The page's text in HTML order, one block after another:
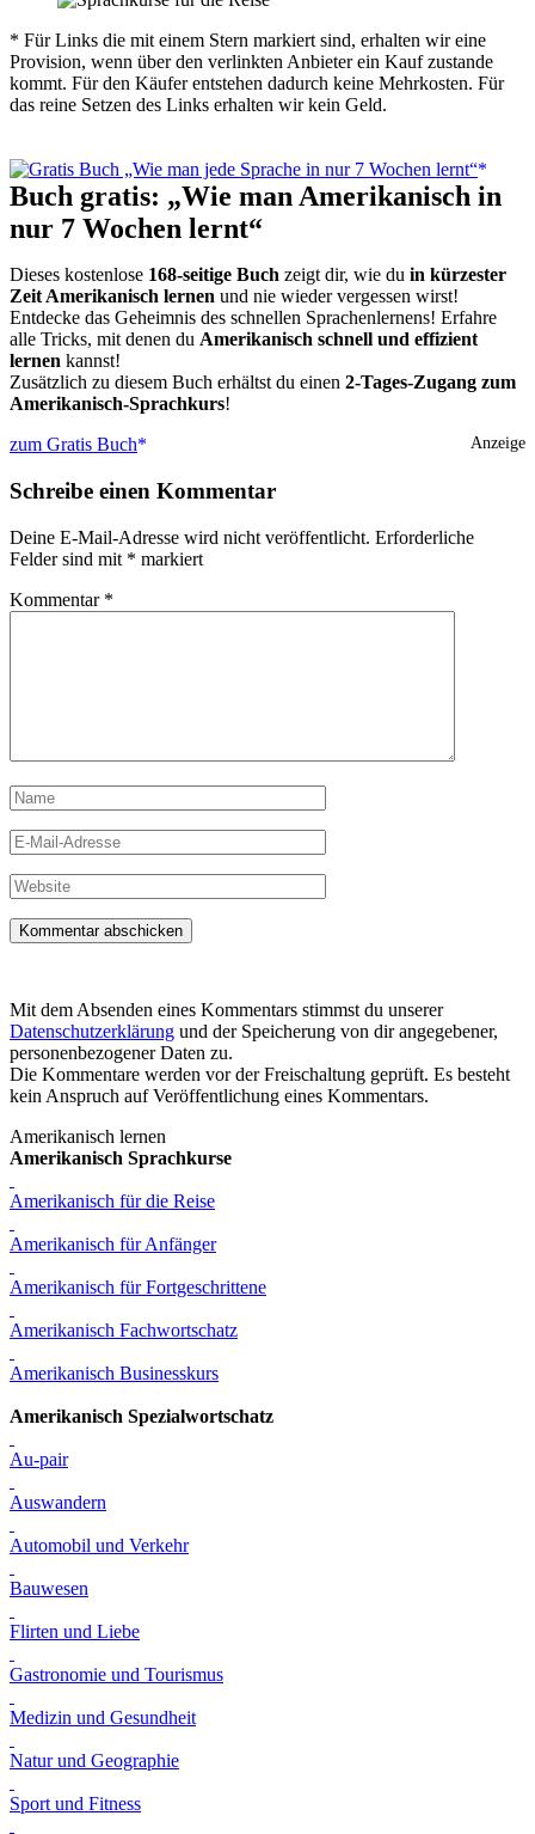
für
Wort,
American
Slang,
Spanglish
* Für Links die mit einem Stern markiert sind, erhalten wir eine
Provision, wenn über den verlinkten Anbieter ein Kauf zustande
kommt. Für den Käufer entstehen dadurch keine Mehrkosten. Für
das reine Setzen des Links erhalten wir kein Geld.
Buch gratis: „Wie man Amerikanisch in
nur 7 Wochen lernt“
Dieses kostenlose 168-seitige Buch zeigt dir, wie du in kürzester
Zeit Amerikanisch lernen und nie wieder vergessen wirst!
Entdecke das Geheimnis des schnellen Sprachenlernens! Erfahre
alle Tricks, mit denen du Amerikanisch schnell und effizient
lernen kannst!
Zusätzlich zu diesem Buch erhältst du einen 2-Tages-Zugang zum
Amerikanisch-Sprachkurs!
Anzeige
zum Gratis Buch
Schreibe einen Kommentar
Deine E-Mail-Adresse wird nicht veröffentlicht. Erforderliche
Felder sind mit * markiert
Kommentar *
Name
E-
Mail-
Adresse
Website
Mit dem Absenden eines Kommentars stimmst du unserer
Datenschutzerklärung und der Speicherung von dir angegebener,
personenbezogener Daten zu.
Die Kommentare werden vor der Freischaltung geprüft. Es besteht
kein Anspruch auf Veröffentlichung eines Kommentars.
Amerikanisch lernen
Amerikanisch Sprachkurse
Amerikanisch für die Reise
Amerikanisch für Anfänger
Amerikanisch für Fortgeschrittene
Amerikanisch Fachwortschatz
Amerikanisch Businesskurs
Amerikanisch Spezialwortschatz
Au-pair
Auswandern
Automobil und Verkehr
Bauwesen
Flirten und Liebe
Gastronomie und Tourismus
Medizin und Gesundheit
Natur und Geographie
Sport und Fitness